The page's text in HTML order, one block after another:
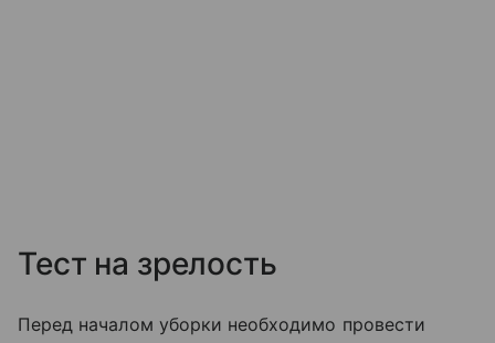
Тест на зрелость
Перед началом уборки необходимо провести